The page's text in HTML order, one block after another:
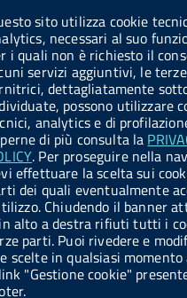
sito utilizza cookie
necessari al suo
i quali non è richiesto il
servizi aggiuntivi, le
dettagliatamente
possono utilizzare
analytics e di
di più consulta la
. Per proseguire nella
effettuare la scelta sui
dei quali eventualmente
Chiudendo il banner
alto a destra rifiuti tutti i
parti. Puoi rivedere e
scelte in qualsiasi
"Gestione cookie"
s
k
y
u
b
e
l
.
b
u
t
t
o
n
.
s
p
o
Link Utili
di accessibilità